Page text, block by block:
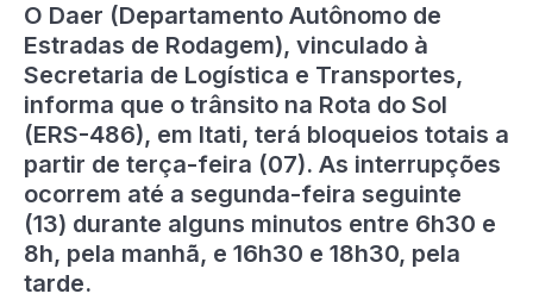
O Daer (Departamento Autônomo de
Estradas de Rodagem), vinculado à
Secretaria de Logística e Transportes,
informa que o trânsito na Rota do Sol
(ERS-486), em Itati, terá bloqueios totais a
partir de terça-feira (07). As interrupções
ocorrem até a segunda-feira seguinte
(13) durante alguns minutos entre 6h30 e
8h, pela manhã, e 16h30 e 18h30, pela
tarde.